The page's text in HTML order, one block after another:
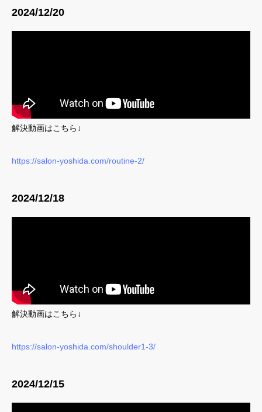
2024/12/20
解決動画はこちら↓
https://salon-yoshida.com/routine-2/
2024/12/18
解決動画はこちら↓
https://salon-yoshida.com/shoulder1-3/
2024/12/15